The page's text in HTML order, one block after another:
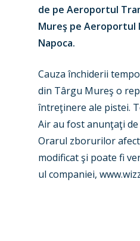
de pe Aeroportul
Mureş pe Aeroportul
Napoca.
Cauza închiderii
din Târgu Mureş o
întreţinere ale pistei.
Air au fost anunţaţi de
Orarul zborurilor
modificat şi poate fi
ul companiei,